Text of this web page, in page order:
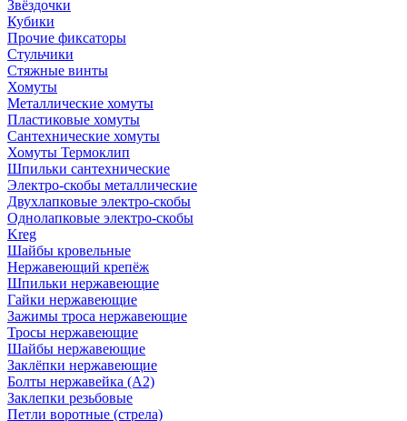
Звёздочки
Кубики
Прочие фиксаторы
Стульчики
Стяжные винты
Хомуты
Металлические хомуты
Пластиковые хомуты
Сантехнические хомуты
Хомуты Термоклип
Шпильки сантехнические
Электро-скобы металлические
Двухлапковые электро-скобы
Однолапковые электро-скобы
Kreg
Шайбы кровельные
Нержавеющий крепёж
Шпильки нержавеющие
Гайки нержавеющие
Зажимы троса нержавеющие
Тросы нержавеющие
Шайбы нержавеющие
Заклёпки нержавеющие
Болты нержавейка (А2)
Заклепки резьбовые
Петли воротные (стрела)